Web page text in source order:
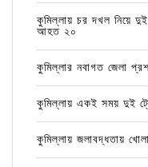
কুমিল্লায় চর দখল নিয়ে দুই
আহত ২০
কুমিল্লার নবাগত জেলা
কুমিল্লায় একই সময় দুই
কুমিল্লায় জলাবদ্ধতায়